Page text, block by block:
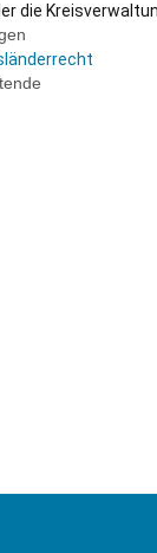
die